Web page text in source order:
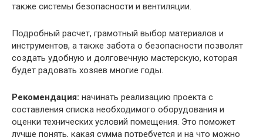
также системы безопасности и вентиляции.
Подробный расчет, грамотный выбор материалов и
инструментов, а также забота о безопасности позволят
создать удобную и долговечную мастерскую, которая
будет радовать хозяев многие годы.
Рекомендация: начинать реализацию проекта с
составления списка необходимого оборудования и
оценки технических условий помещения. Это поможет
лучше понять, какая сумма потребуется и на что можно